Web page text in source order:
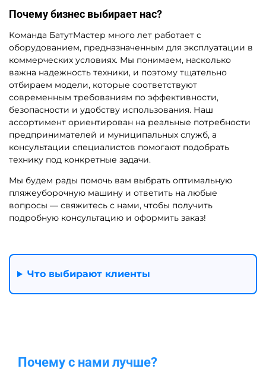
Почему бизнес выбирает нас?
Команда БатутМастер много лет работает с
оборудованием, предназначенным для эксплуатации в
коммерческих условиях. Мы понимаем, насколько
важна надежность техники, и поэтому тщательно
отбираем модели, которые соответствуют
современным требованиям по эффективности,
безопасности и удобству использования. Наш
ассортимент ориентирован на реальные потребности
предпринимателей и муниципальных служб, а
консультации специалистов помогают подобрать
технику под конкретные задачи.
Мы будем рады помочь вам выбрать оптимальную
пляжеуборочную машину и ответить на любые
вопросы — свяжитесь с нами, чтобы получить
подробную консультацию и оформить заказ!
Что выбирают клиенты
Почему с нами лучше?